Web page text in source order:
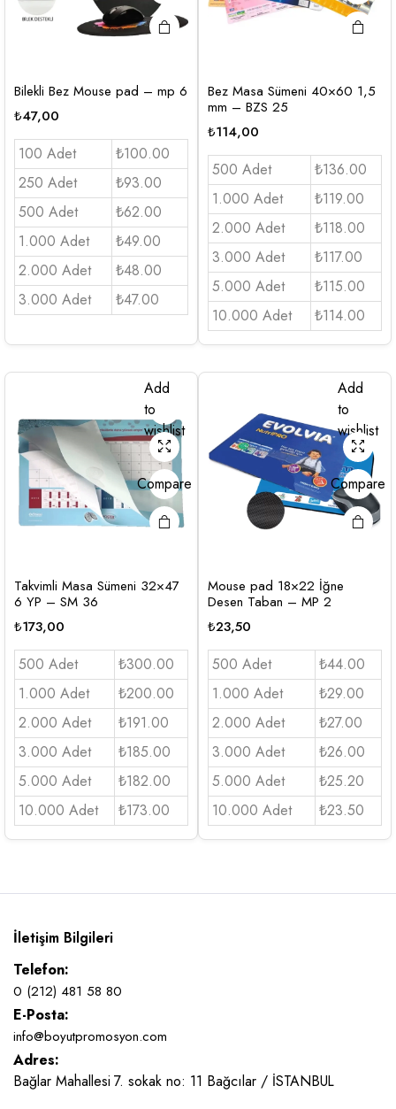
Bilekli Bez Mouse pad – mp 6
₺47,00
100 Adet
₺100.00
250 Adet
₺93.00
500 Adet
₺62.00
1.000 Adet
₺49.00
2.000 Adet
₺48.00
3.000 Adet
₺47.00
Bez Masa Sümeni 40×60 1,5
mm – BZS 25
₺114,00
500 Adet
₺136.00
1.000 Adet
₺119.00
2.000 Adet
₺118.00
3.000 Adet
₺117.00
5.000 Adet
₺115.00
10.000 Adet
₺114.00
Add
to
wishlist
Compare
Takvimli Masa Sümeni 32×47
6 YP – SM 36
₺173,00
500 Adet
₺300.00
1.000 Adet
₺200.00
2.000 Adet
₺191.00
3.000 Adet
₺185.00
5.000 Adet
₺182.00
10.000 Adet
₺173.00
Add
to
wishlist
Compare
Mouse pad 18×22 İğne
Desen Taban – MP 2
₺23,50
500 Adet
₺44.00
1.000 Adet
₺29.00
2.000 Adet
₺27.00
3.000 Adet
₺26.00
5.000 Adet
₺25.20
10.000 Adet
₺23.50
İletişim Bilgileri
Telefon:
0 (212) 481 58 80
E-Posta:
info@boyutpromosyon.com
Adres:
Bağlar Mahallesi 7. sokak no: 11 Bağcılar / İSTANBUL